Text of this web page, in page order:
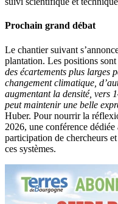
Prochain grand débat
Le chantier suivant
plantation. Les positions sont
des écartements plus larges
changement climatique,
augmentant la densité, vers
peut maintenir une belle
Huber. Pour nourrir la
2026, une conférence
participation de chercheurs
ces systèmes.